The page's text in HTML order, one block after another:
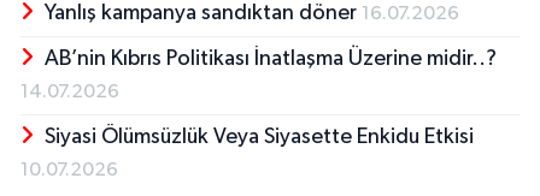
Yanlış kampanya sandıktan döner 16.07.2026
AB’nin Kıbrıs Politikası İnatlaşma Üzerine midir..?
14.07.2026
Siyasi Ölümsüzlük Veya Siyasette Enkidu Etkisi
10.07.2026